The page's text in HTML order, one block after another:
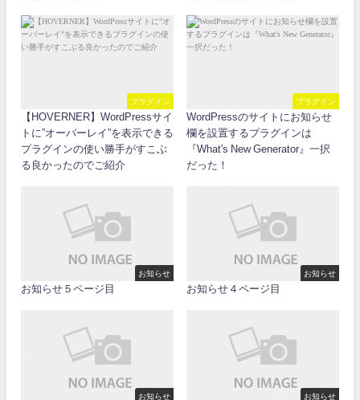
プラグイン
【HOVERNER】WordPressサイ
トに”オーバーレイ”を表示できる
プラグインの使い勝手がすこぶ
る良かったのでご紹介
プラグイン
WordPressのサイトにお知らせ
欄を設置するプラグインは
『What's New Generator』一択
だった！
お知らせ
お知らせ５ページ目
お知らせ
お知らせ４ページ目
お知らせ お知らせ